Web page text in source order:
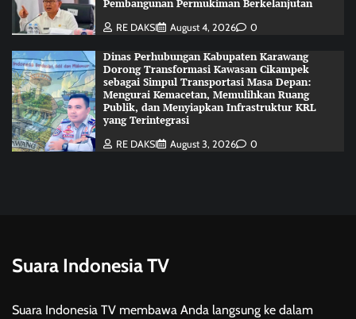
Pembangunan Permukiman Berkelanjutan
RE DAKSI August 4, 2026 0
Dinas Perhubungan Kabupaten Karawang
Dorong Transformasi Kawasan Cikampek
sebagai Simpul Transportasi Masa Depan:
Mengurai Kemacetan, Memulihkan Ruang
Publik, dan Menyiapkan Infrastruktur KRL
yang Terintegrasi
RE DAKSI August 3, 2026 0
Suara Indonesia TV
Suara Indonesia TV membawa Anda langsung ke dalam